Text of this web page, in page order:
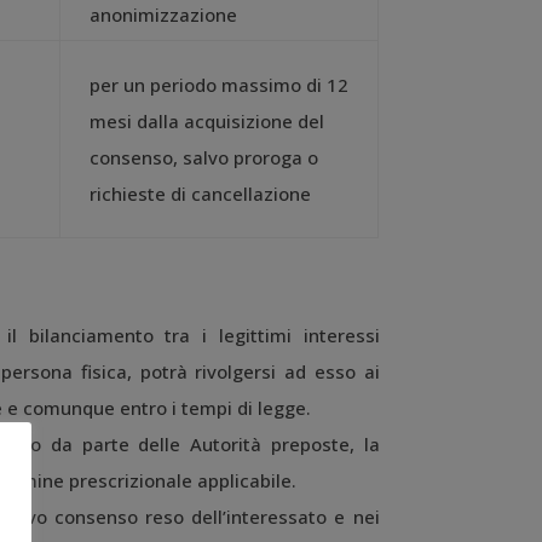
anonimizzazione
per un periodo massimo di 12
mesi dalla acquisizione del
consenso, salvo proroga o
richieste di cancellazione
il bilanciamento tra i legittimi interessi
fisica, potrà rivolgersi ad esso ai
comunque entro i tempi di legge.
da parte delle Autorità preposte, la
prescrizionale applicabile.
consenso reso dell’interessato e nei